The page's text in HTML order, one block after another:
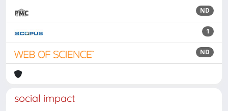
ND
1
ND
social impact